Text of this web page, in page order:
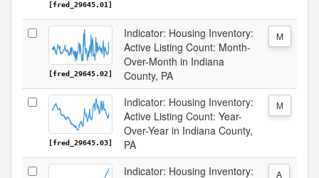
[fred_29645.01]
[fred_29645.02]
Indicator: Housing Inventory:
Active Listing Count: Month-
Over-Month in Indiana
County, PA
M
[fred_29645.03]
Indicator: Housing Inventory:
Active Listing Count: Year-
Over-Year in Indiana County,
PA
M
Indicator: Housing Inventory:
A